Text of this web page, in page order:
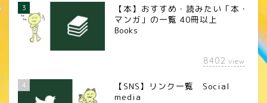
3
【本】おすすめ・読みたい「本・
マンガ」の一覧 40冊以上
Books
8402 view
4
【SNS】リンク一覧 Social
media